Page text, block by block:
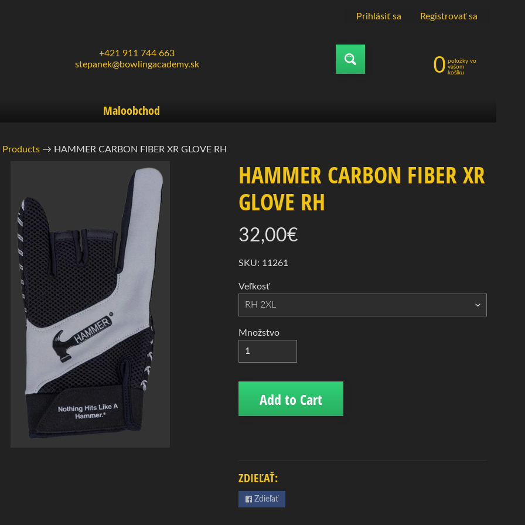
+421 911 744 663
stepanek@bowlingacademy.sk
Prihlásiť sa Registrovať sa
0 položky vo
vašom
košíku
Maloobchod
Products → HAMMER CARBON FIBER XR GLOVE RH
HAMMER CARBON FIBER XR
GLOVE RH
32,00€
SKU: 11261
Veľkosť
Množstvo
Add to Cart
ZDIEĽAŤ:
Zdieľať